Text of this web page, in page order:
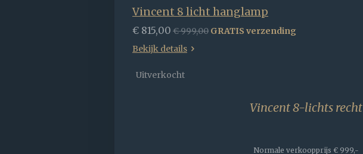
Vincent 8 licht hanglamp
€ 815,00 € 999,00 GRATIS verzending
Bekijk details
Uitverkocht
Vincent 8-lichts recht
Normale verkoopprijs € 999,-